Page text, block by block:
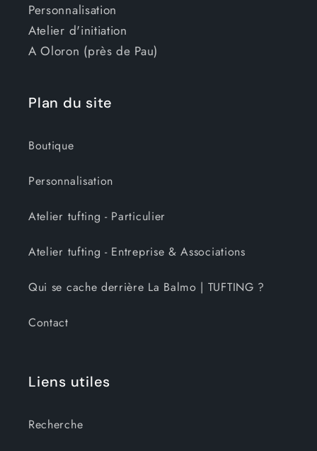
Personnalisation
Atelier d'initiation
A Oloron (près de Pau)
Plan du site
Boutique
Personnalisation
Atelier tufting - Particulier
Atelier tufting - Entreprise & Associations
Qui se cache derrière La Balmo | TUFTING ?
Contact
Liens utiles
Recherche